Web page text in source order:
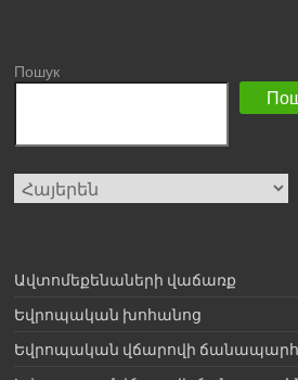
Пошук
Choose
a
Ավտոմեքենաների վաճառք
Եվրոպական խոհանոց
Եվրոպական վճարովի